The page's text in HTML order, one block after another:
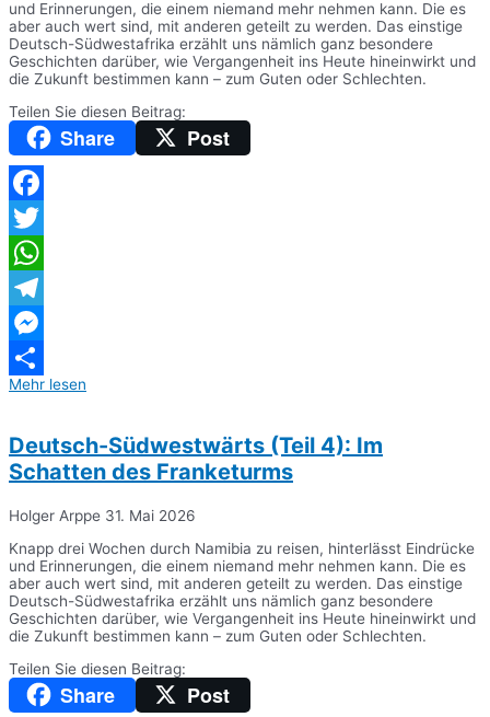
und Erinnerungen, die einem niemand mehr nehmen kann. Die es
aber auch wert sind, mit anderen geteilt zu werden. Das einstige
Deutsch-Südwestafrika erzählt uns nämlich ganz besondere
Geschichten darüber, wie Vergangenheit ins Heute hineinwirkt und
die Zukunft bestimmen kann – zum Guten oder Schlechten.
Teilen Sie diesen Beitrag:
Share Post
Facebook
Twitter
WhatsApp
Telegram
Messenger
Teilen
Mehr lesen
Deutsch-Südwestwärts (Teil 4): Im
Schatten des Franketurms
Holger Arppe 31. Mai 2026
Knapp drei Wochen durch Namibia zu reisen, hinterlässt Eindrücke
und Erinnerungen, die einem niemand mehr nehmen kann. Die es
aber auch wert sind, mit anderen geteilt zu werden. Das einstige
Deutsch-Südwestafrika erzählt uns nämlich ganz besondere
Geschichten darüber, wie Vergangenheit ins Heute hineinwirkt und
die Zukunft bestimmen kann – zum Guten oder Schlechten.
Teilen Sie diesen Beitrag:
Share Post